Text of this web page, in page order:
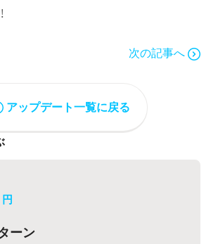
次の記事へ
アップデート一覧に戻る
円
ーン